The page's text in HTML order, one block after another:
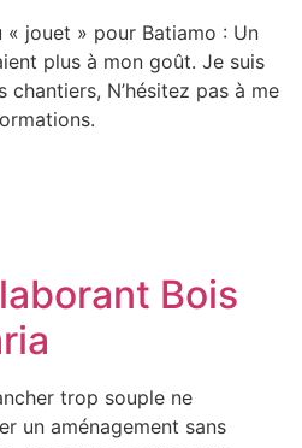
« jouet » pour Batiamo : Un
plus à mon goût. Je suis
N’hésitez pas à me
Bois
trop souple ne
un aménagement sans